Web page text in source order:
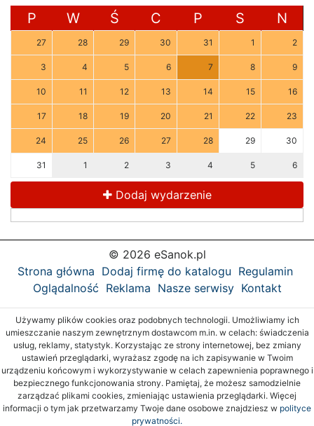
P W Ś C P S N
27 28 29 30 31 1 2
3 4 5 6 7 8 9
10 11 12 13 14 15 16
17 18 19 20 21 22 23
24 25 26 27 28 29 30
31 1 2 3 4 5 6
Dodaj wydarzenie
© 2026 eSanok.pl
Strona główna Dodaj firmę do katalogu Regulamin
Oglądalność Reklama Nasze serwisy Kontakt
Używamy plików cookies oraz podobnych technologii. Umożliwiamy ich
umieszczanie naszym zewnętrznym dostawcom m.in. w celach: świadczenia
usług, reklamy, statystyk. Korzystając ze strony internetowej, bez zmiany
ustawień przeglądarki, wyrażasz zgodę na ich zapisywanie w Twoim
urządzeniu końcowym i wykorzystywanie w celach zapewnienia poprawnego i
bezpiecznego funkcjonowania strony. Pamiętaj, że możesz samodzielnie
zarządzać plikami cookies, zmieniając ustawienia przeglądarki. Więcej
informacji o tym jak przetwarzamy Twoje dane osobowe znajdziesz w polityce
prywatności.